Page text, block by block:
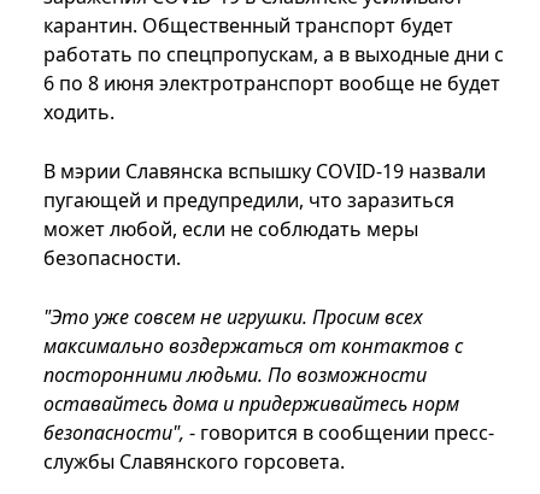
карантин. Общественный транспорт будет
работать по спецпропускам, а в выходные дни с
6 по 8 июня электротранспорт вообще не будет
ходить.
В мэрии Славянска вспышку COVID-19 назвали
пугающей и предупредили, что заразиться
может любой, если не соблюдать меры
безопасности.
"Это уже совсем не игрушки. Просим всех
максимально воздержаться от контактов с
посторонними людьми. По возможности
оставайтесь дома и придерживайтесь норм
безопасности", - говорится в сообщении пресс-
службы Славянского горсовета.